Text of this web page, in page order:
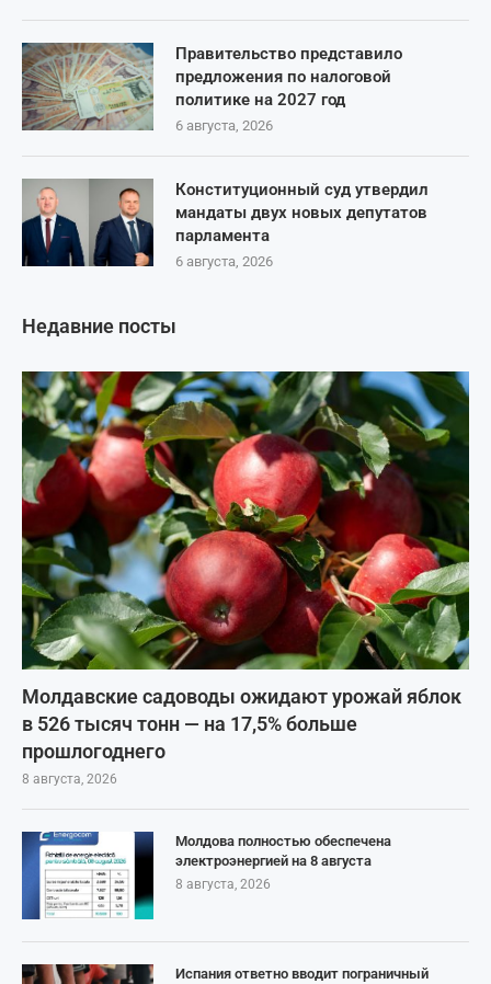
Правительство представило
предложения по налоговой
политике на 2027 год
6 августа, 2026
Конституционный суд утвердил
мандаты двух новых депутатов
парламента
6 августа, 2026
Недавние посты
Молдавские садоводы ожидают урожай яблок
в 526 тысяч тонн — на 17,5% больше
прошлогоднего
8 августа, 2026
Молдова полностью обеспечена
электроэнергией на 8 августа
8 августа, 2026
Испания ответно вводит пограничный